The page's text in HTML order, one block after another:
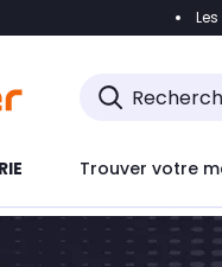
Accéder
Trouver votre